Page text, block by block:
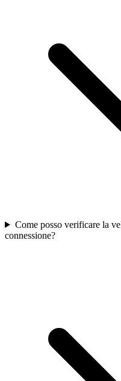
Come posso verificare la
connessione?